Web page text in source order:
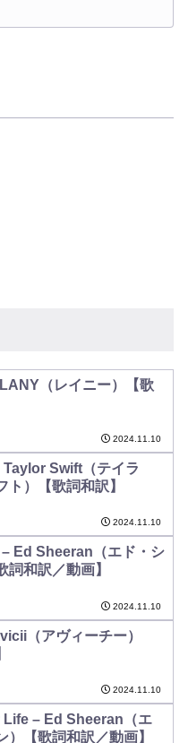
（レイニー）【歌
2024.11.10
Swift（テイラ
ト）【歌詞和訳】
2024.11.10
Ed Sheeran（エド・シ
詞和訳／動画】
2024.11.10
（アヴィーチー）
2024.11.10
Life – Ed Sheeran（エ
）【歌詞和訳／動画】